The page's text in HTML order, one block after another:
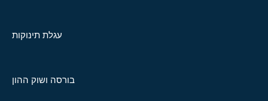
עגלת תינוקות
בורסה ושוק ההון